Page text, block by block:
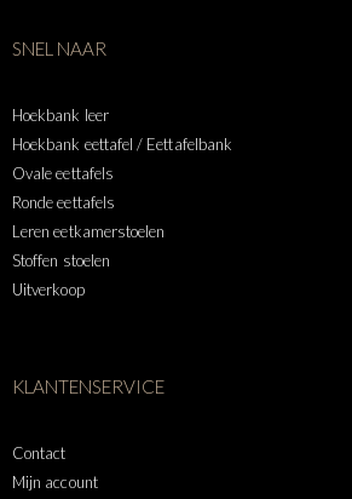
SNEL NAAR
Hoekbank leer
Hoekbank eettafel / Eettafelbank
Ovale eettafels
Ronde eettafels
Leren eetkamerstoelen
Stoffen stoelen
Uitverkoop
KLANTENSERVICE
Contact
Mijn account